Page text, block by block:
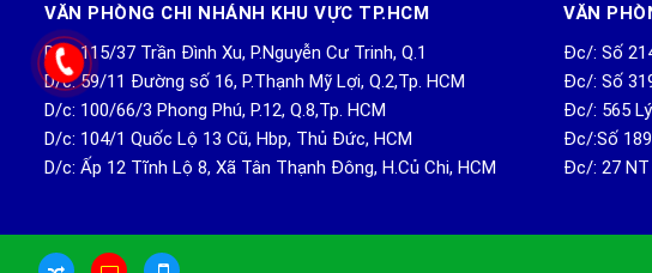
VĂN PHÒNG CHI NHÁNH KHU VỰC TP.HCM
D/c: 115/37 Trần Đình Xu, P.Nguyễn Cư Trinh, Q.1
D/c: 59/11 Đường số 16, P.Thạnh Mỹ Lợi, Q.2,Tp. HCM
D/c: 100/66/3 Phong Phú, P.12, Q.8,Tp. HCM
D/c: 104/1 Quốc Lộ 13 Cũ, Hbp, Thủ Đức, HCM
D/c: Ấp 12 Tĩnh Lộ 8, Xã Tân Thạnh Đông, H.Củ Chi, HCM
VĂN
Đc/: Số
Đc/: Số
Đc/: 565
Đc/:Số 189
Đc/: 27 NT